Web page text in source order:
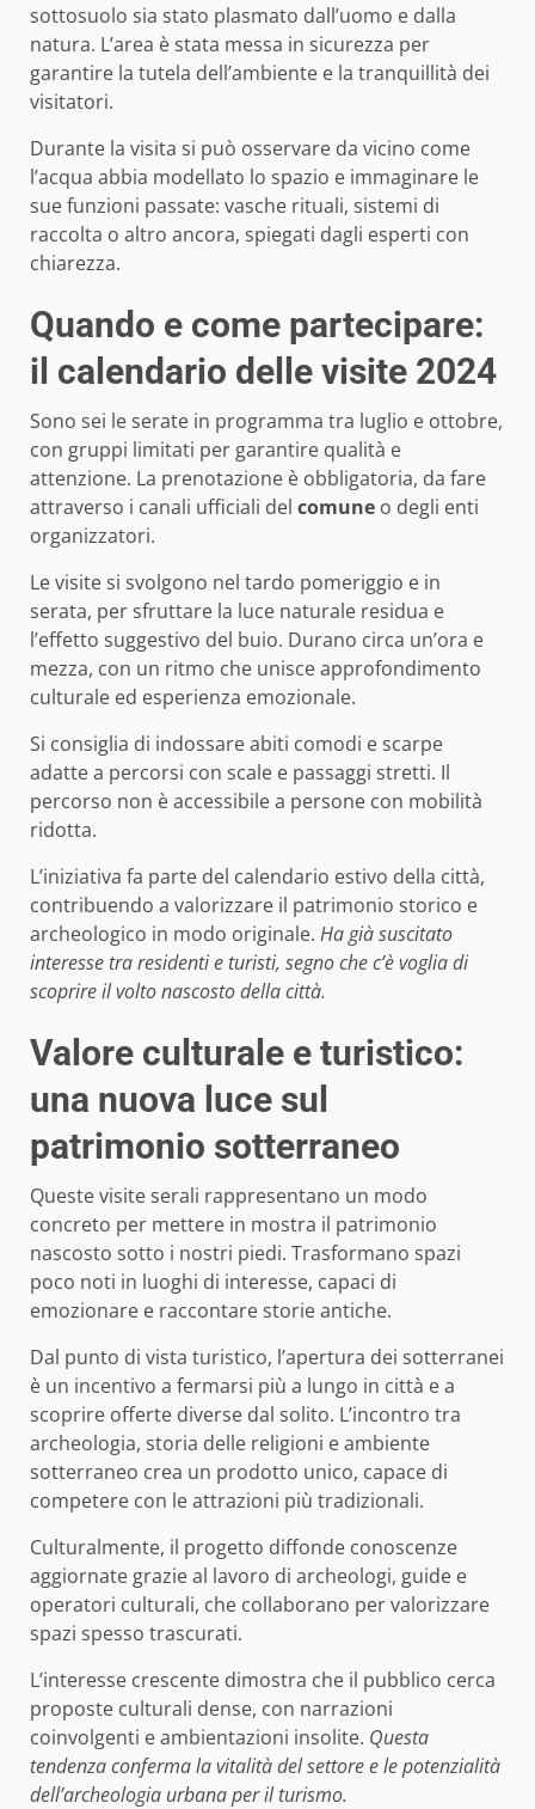
sottosuolo sia stato plasmato dall’uomo e dalla
natura. L’area è stata messa in sicurezza per
garantire la tutela dell’ambiente e la tranquillità dei
visitatori.
Durante la visita si può osservare da vicino come
l’acqua abbia modellato lo spazio e immaginare le
sue funzioni passate: vasche rituali, sistemi di
raccolta o altro ancora, spiegati dagli esperti con
chiarezza.
Quando e come partecipare:
il calendario delle visite 2024
Sono sei le serate in programma tra luglio e ottobre,
con gruppi limitati per garantire qualità e
attenzione. La prenotazione è obbligatoria, da fare
attraverso i canali ufficiali del comune o degli enti
organizzatori.
Le visite si svolgono nel tardo pomeriggio e in
serata, per sfruttare la luce naturale residua e
l’effetto suggestivo del buio. Durano circa un’ora e
mezza, con un ritmo che unisce approfondimento
culturale ed esperienza emozionale.
Si consiglia di indossare abiti comodi e scarpe
adatte a percorsi con scale e passaggi stretti. Il
percorso non è accessibile a persone con mobilità
ridotta.
L’iniziativa fa parte del calendario estivo della città,
contribuendo a valorizzare il patrimonio storico e
archeologico in modo originale. Ha già suscitato
interesse tra residenti e turisti, segno che c’è voglia di
scoprire il volto nascosto della città.
Valore culturale e turistico:
una nuova luce sul
patrimonio sotterraneo
Queste visite serali rappresentano un modo
concreto per mettere in mostra il patrimonio
nascosto sotto i nostri piedi. Trasformano spazi
poco noti in luoghi di interesse, capaci di
emozionare e raccontare storie antiche.
Dal punto di vista turistico, l’apertura dei sotterranei
è un incentivo a fermarsi più a lungo in città e a
scoprire offerte diverse dal solito. L’incontro tra
archeologia, storia delle religioni e ambiente
sotterraneo crea un prodotto unico, capace di
competere con le attrazioni più tradizionali.
Culturalmente, il progetto diffonde conoscenze
aggiornate grazie al lavoro di archeologi, guide e
operatori culturali, che collaborano per valorizzare
spazi spesso trascurati.
L’interesse crescente dimostra che il pubblico cerca
proposte culturali dense, con narrazioni
coinvolgenti e ambientazioni insolite. Questa
tendenza conferma la vitalità del settore e le potenzialità
dell’archeologia urbana per il turismo.